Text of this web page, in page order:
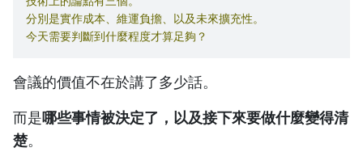
分別是實作成本、維運負擔、以及未來擴充性。
今天需要判斷到什麼程度才算足夠？
會議的價值不在於講了多少話。
而是哪些事情被決定了，以及接下來要做什麼變得清
楚。